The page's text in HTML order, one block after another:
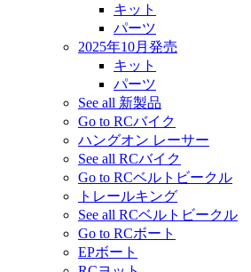
キット
パーツ
2025年10月発売
キット
パーツ
See all 新製品
Go to RCバイク
ハングオン レーサー
See all RCバイク
Go to RCベルトビークル
トレールキング
See all RCベルトビークル
Go to RCボート
EPボート